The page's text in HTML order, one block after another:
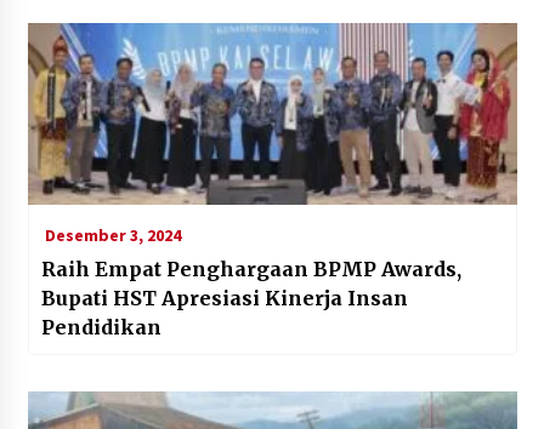
Desember 3, 2024
Raih Empat Penghargaan BPMP Awards,
Bupati HST Apresiasi Kinerja Insan
Pendidikan